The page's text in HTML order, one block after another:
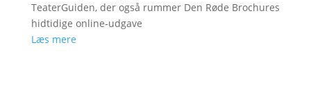
TeaterGuiden, der også rummer Den Røde Brochures
hidtidige online-udgave
Læs mere